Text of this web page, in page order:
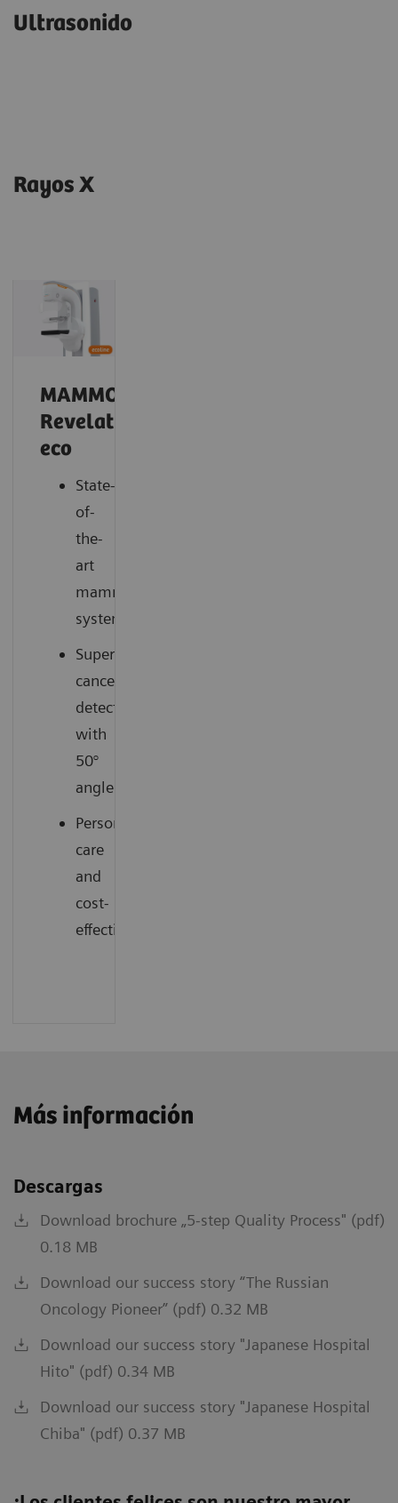
Ultrasonido
Rayos X
MAMMOMAT
Revelation
eco
State-
of-
the-
art
mammography
system
Superior
cancer
detection
with
50°
angle
Personalized
care
and
cost-
effectiveness
Más información
Descargas
Download brochure „5-step Quality Process" (pdf)
0.18 MB
Download our success story “The Russian
Oncology Pioneer” (pdf) 0.32 MB
Download our success story "Japanese Hospital
Hito" (pdf) 0.34 MB
Download our success story "Japanese Hospital
Chiba" (pdf) 0.37 MB